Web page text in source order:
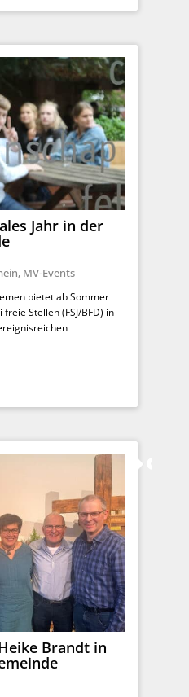
Jahr in der
, MV-Events
bietet ab Sommer
Stellen (FSJ/BFD) in
Brandt in